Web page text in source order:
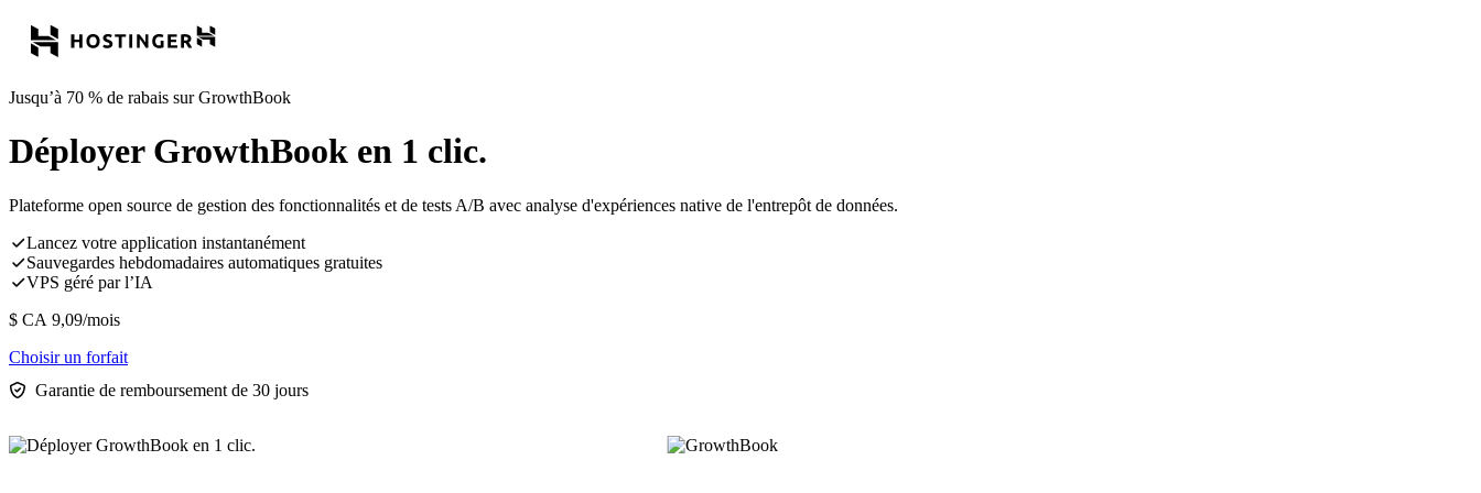
Jusqu’à 70 % de rabais sur GrowthBook
Déployer GrowthBook en 1 clic.
Plateforme open source de gestion des fonctionnalités et de tests A/B avec analyse d'expériences native de l'entrepôt de données.
Lancez votre application instantanément
Sauvegardes hebdomadaires automatiques gratuites
VPS géré par l’IA
$ CA 9,09/mois
Choisir un forfait
Garantie de remboursement de 30 jours